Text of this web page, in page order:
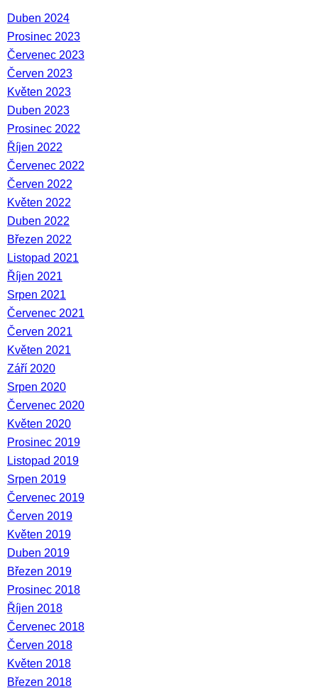
Duben 2024
Prosinec 2023
Červenec 2023
Červen 2023
Květen 2023
Duben 2023
Prosinec 2022
Říjen 2022
Červenec 2022
Červen 2022
Květen 2022
Duben 2022
Březen 2022
Listopad 2021
Říjen 2021
Srpen 2021
Červenec 2021
Červen 2021
Květen 2021
Září 2020
Srpen 2020
Červenec 2020
Květen 2020
Prosinec 2019
Listopad 2019
Srpen 2019
Červenec 2019
Červen 2019
Květen 2019
Duben 2019
Březen 2019
Prosinec 2018
Říjen 2018
Červenec 2018
Červen 2018
Květen 2018
Březen 2018